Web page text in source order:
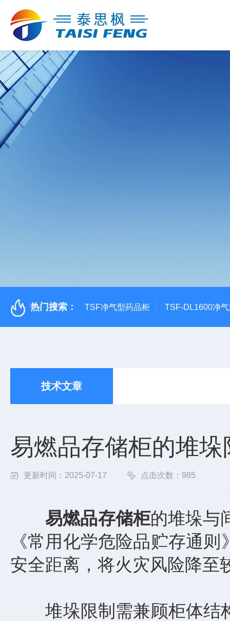
热门搜索： TSF净气型药品柜 TSF-DL1600净
技术文章
易燃品存储柜的堆
更新时间：2025-07-17 点击次数：985
易燃品存储柜的堆垛与
《常用化学危险品贮存通
安全距离，将火灾风险降至
堆垛限制需兼顾柜体结构